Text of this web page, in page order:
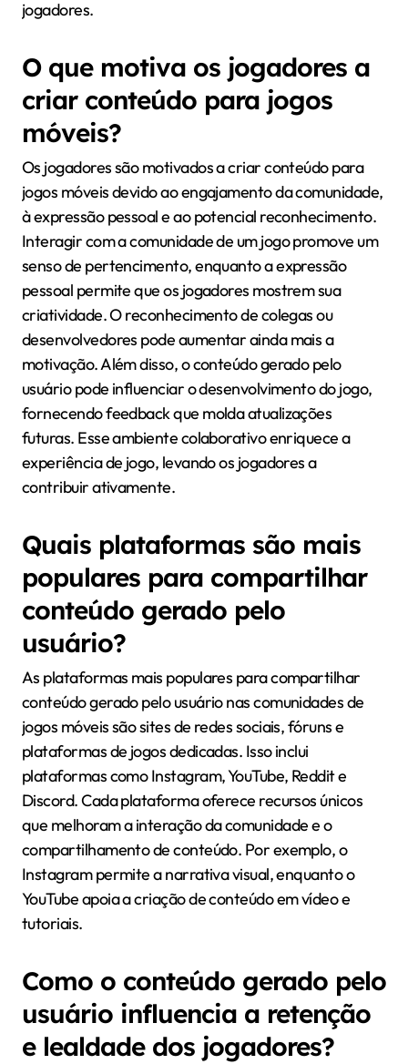
jogadores.
O que motiva os jogadores a
criar conteúdo para jogos
móveis?
Os jogadores são motivados a criar conteúdo para
jogos móveis devido ao engajamento da comunidade,
à expressão pessoal e ao potencial reconhecimento.
Interagir com a comunidade de um jogo promove um
senso de pertencimento, enquanto a expressão
pessoal permite que os jogadores mostrem sua
criatividade. O reconhecimento de colegas ou
desenvolvedores pode aumentar ainda mais a
motivação. Além disso, o conteúdo gerado pelo
usuário pode influenciar o desenvolvimento do jogo,
fornecendo feedback que molda atualizações
futuras. Esse ambiente colaborativo enriquece a
experiência de jogo, levando os jogadores a
contribuir ativamente.
Quais plataformas são mais
populares para compartilhar
conteúdo gerado pelo
usuário?
As plataformas mais populares para compartilhar
conteúdo gerado pelo usuário nas comunidades de
jogos móveis são sites de redes sociais, fóruns e
plataformas de jogos dedicadas. Isso inclui
plataformas como Instagram, YouTube, Reddit e
Discord. Cada plataforma oferece recursos únicos
que melhoram a interação da comunidade e o
compartilhamento de conteúdo. Por exemplo, o
Instagram permite a narrativa visual, enquanto o
YouTube apoia a criação de conteúdo em vídeo e
tutoriais.
Como o conteúdo gerado pelo
usuário influencia a retenção
e lealdade dos jogadores?